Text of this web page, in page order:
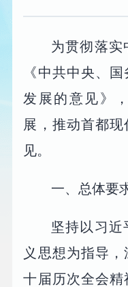
为贯彻落实
《中共中央、
发展的意见》
展，推动首都
见。
一、总体要
坚持以习
义思想为指导
十届历次全会